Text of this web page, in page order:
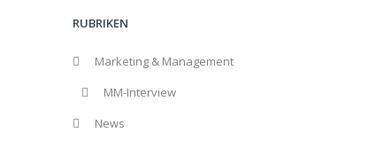
RUBRIKEN
Marketing & Management
MM-Interview
News